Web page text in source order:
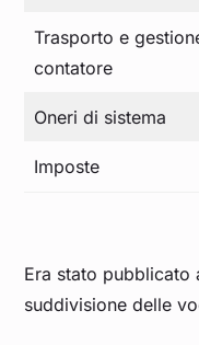
Trasporto e
contatore
Oneri di sistema
Imposte
Era stato pubblicato
suddivisione delle